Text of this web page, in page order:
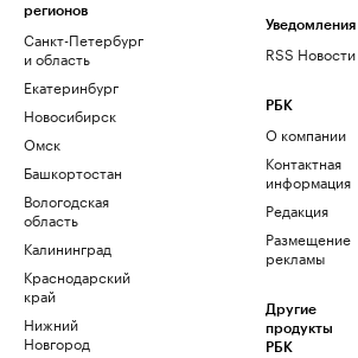
регионов
Санкт-Петербург
и область
Екатеринбург
Новосибирск
Омск
Башкортостан
Вологодская
область
Калининград
Краснодарский
край
Нижний
Новгород
Уведомления
RSS Новости
РБК
О компании
Контактная
информация
Редакция
Размещение
рекламы
Другие
продукты
РБК